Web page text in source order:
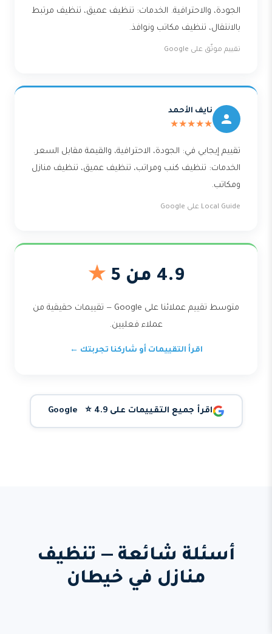
الجودة، والاحترافية. الخدمات: تنظيف عميق، تنظيف مرتبط
بالانتقال، تنظيف مكاتب ونوافذ.
تقييم موثّق على Google
نايف الأحمد
★★★★★
تقييم إيجابي في: الجودة، الاحترافية، والقيمة مقابل السعر.
الخدمات: تنظيف كنب ومراتب، تنظيف عميق، تنظيف منازل
ومكاتب.
Local Guide على Google
4.9 من 5 ★
متوسط تقييم عملائنا على Google — تقييمات حقيقية من
عملاء فعليين.
اقرأ التقييمات أو شاركنا تجربتك ←
اقرأ جميع التقييمات على Google ⭐ 4.9
أسئلة شائعة — تنظيف
منازل في خيطان